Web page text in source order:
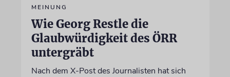
MEINUNG
Wie Georg Restle die
Glaubwürdigkeit des ÖRR
untergräbt
Nach dem X-Post des Journalisten hat sich